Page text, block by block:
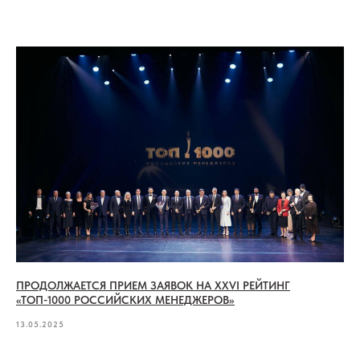
ПРОДОЛЖАЕТСЯ ПРИЕМ ЗАЯВОК НА XXVI РЕЙТИНГ
«ТОП-1000 РОССИЙСКИХ МЕНЕДЖЕРОВ»
13.05.2025